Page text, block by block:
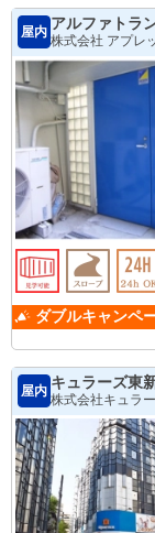
屋内
アルファトラ
株式会社 アプレ
ダブルキャンペ
屋内
キュラーズ東
株式会社キュラ